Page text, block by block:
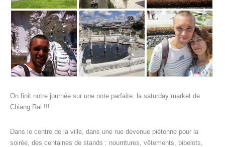
On finit notre journée sur une note parfaite: la saturday market de
Chiang Rai !!!
Dans le centre de la ville, dans une rue devenue piétonne pour la
soirée, des centaines de stands : nourritures, vêtements, bibelots,